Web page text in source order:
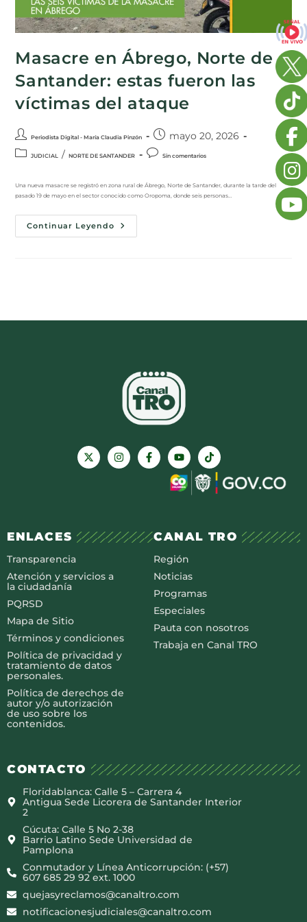
Masacre en Ábrego, Norte de
Santander: estas fueron las
víctimas del ataque
Periodista Digital - María Claudia Pinzón mayo 20, 2026
JUDICIAL / NORTE DE SANTANDER Sin comentarios
Una nueva masacre se registró en zona rural de Ábrego, Norte de Santander, durante la tarde del
pasado 19 de mayo en el sector conocido como Oropoma, donde seis personas…
Continuar Leyendo
ENLACES
Transparencia
Atención y servicios a
la ciudadanía
PQRSD
Mapa de Sitio
Términos y condiciones
Política de privacidad y
tratamiento de datos
personales.
Política de derechos de
autor y/o autorización
de uso sobre los
contenidos.
CANAL TRO
Región
Noticias
Programas
Especiales
Pauta con nosotros
Trabaja en Canal TRO
CONTACTO
Floridablanca: Calle 5 – Carrera 4
Antigua Sede Licorera de Santander Interior
2
Cúcuta: Calle 5 No 2-38
Barrio Latino Sede Universidad de
Pamplona
Conmutador y Línea Anticorrupción: (+57)
607 685 29 92 ext. 1000
quejasyreclamos@canaltro.com
notificacionesjudiciales@canaltro.com